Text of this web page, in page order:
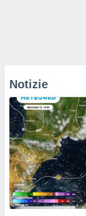
Notizie